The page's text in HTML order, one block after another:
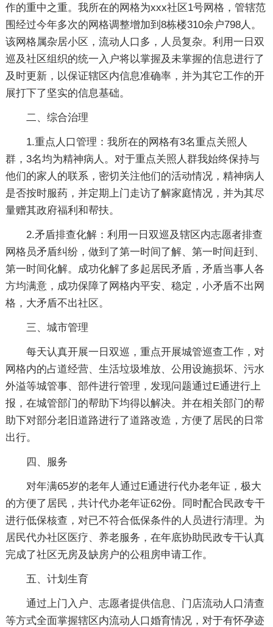
作的重中之重。我所在的网格为xxx社区1号网格，管辖范
围经过今年多次的网格调整增加到8栋楼310余户798人。
该网格属杂居小区，流动人口多，人员复杂。利用一日双
巡及社区组织的统一入户将以掌握及未掌握的信息进行了
及时更新，以保证辖区内信息准确率，并为其它工作的开
展打下了坚实的信息基础。
二、综合治理
1.重点人口管理：我所在的网格有3名重点关照人
群，3名均为精神病人。对于重点关照人群我始终保持与
他们的家人的联系，密切关注他们的活动情况，精神病人
是否按时服药，并定期上门走访了解家庭情况，并为其尽
量赠其政府福利和帮扶。
2.矛盾排查化解：利用一日双巡及辖区内志愿者排查
网格员矛盾纠纷，做到了第一时间了解、第一时间赶到、
第一时间化解。成功化解了多起居民矛盾，矛盾当事人各
方均满意，成功保障了网格内平安、稳定，小矛盾不出网
格，大矛盾不出社区。
三、城市管理
每天认真开展一日双巡，重点开展城管巡查工作，对
网格内的占道经营、生活垃圾堆放、公用设施损坏、污水
外溢等城管事、部件进行管理，发现问题通过E通进行上
报，在城管部门的帮助下均得以解决。并在相关部门的帮
助下对部分老旧道路进行了道路改造，方便了居民的日常
出行。
四、服务
对年满65岁的老年人通过E通进行代办老年证，极大
的方便了居民，共计代办老年证62份。同时配合民政专干
进行低保核查，对已不符合低保条件的人员进行清理。为
居民代办社区医疗、养老服务，在年底协助民政专干认真
完成了社区无房及缺房户的公租房申请工作。
五、计划生育
通过上门入户、志愿者提供信息、门店流动人口清查
等方式全面掌握辖区内流动人口婚育情况，对于有怀孕迹